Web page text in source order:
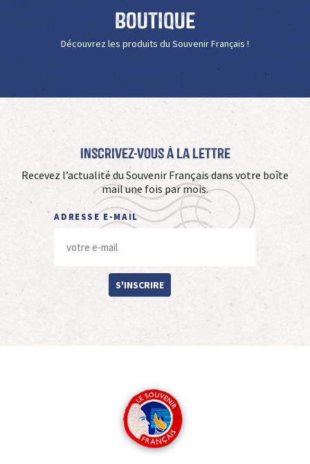
Boutique
Découvrez les produits du Souvenir Français !
Inscrivez-vous à La Lettre
Recevez l’actualité du Souvenir Français dans votre boîte
mail une fois par mois.
ADRESSE E-MAIL
S'INSCRIRE